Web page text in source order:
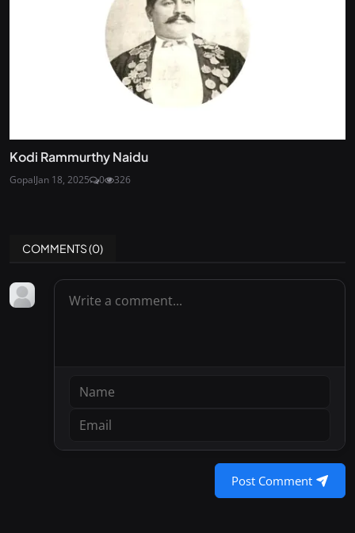
Kodi Rammurthy Naidu
GopalJan 18, 2025 0 326
COMMENTS (0)
Post Comment